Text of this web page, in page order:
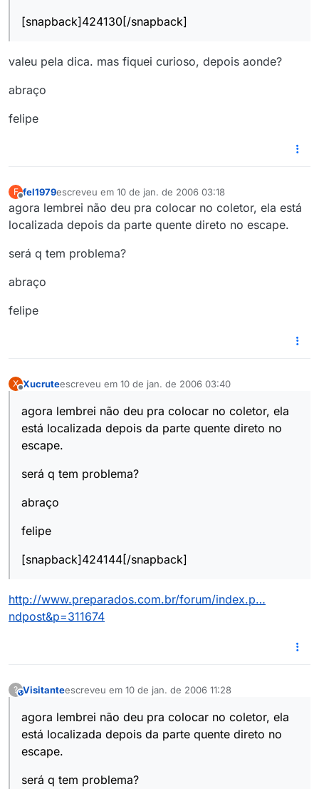
[snapback]424130[/snapback]
valeu pela dica. mas fiquei curioso, depois aonde?
abraço
felipe
F
Offline
fel1979escreveu em 10 de jan. de 2006 03:18
última edição por
agora lembrei não deu pra colocar no coletor, ela está
localizada depois da parte quente direto no escape.
será q tem problema?
abraço
felipe
X Xucruteescreveu em 10 de jan. de 2006 03:40
última edição por
agora lembrei não deu pra colocar no coletor, ela
está localizada depois da parte quente direto no
escape.
será q tem problema?
abraço
felipe
[snapback]424144[/snapback]
http://www.preparados.com.br/forum/index.p…
ndpost&p=311674
?This user is from outside of this forum
Visitanteescreveu em 10 de jan. de 2006 11:28
última edição por1 de out. de 2006 09:55
agora lembrei não deu pra colocar no coletor, ela
está localizada depois da parte quente direto no
escape.
será q tem problema?